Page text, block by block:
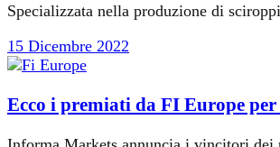
Specializzata nella produzione di
15 Dicembre 2022
Ecco i premiati da FI Europe per